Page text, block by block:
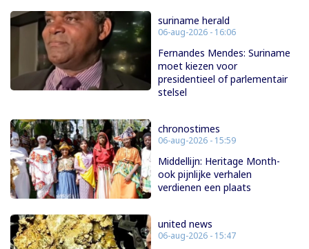
suriname herald
06-aug-2026 - 16:06
Fernandes Mendes: Suriname
moet kiezen voor
presidentieel of parlementair
stelsel
chronostimes
06-aug-2026 - 15:59
Middellijn: Heritage Month-
ook pijnlijke verhalen
verdienen een plaats
united news
06-aug-2026 - 15:47